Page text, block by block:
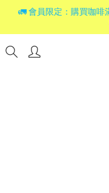
🚛 會員限定：購買咖啡